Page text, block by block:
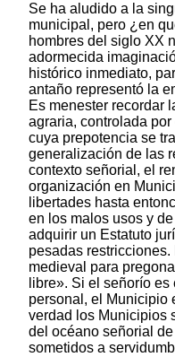
Se ha aludido a la
municipal, pero ¿en
hombres del siglo XX
adormecida
histórico inmediato,
antaño representó la
Es menester recordar
agraria, controlada
cuya prepotencia se
generalización de las
contexto señorial, el
organización en
libertades hasta
en los malos usos y
adquirir un Estatuto
pesadas
medieval para
libre». Si el señorío
personal, el Municipio
verdad los Municipios
del océano señorial
sometidos a